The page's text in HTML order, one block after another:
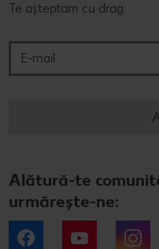
Te așteptam cu drag.
Alătură-te
urmărește-ne:
Facebook YouTube